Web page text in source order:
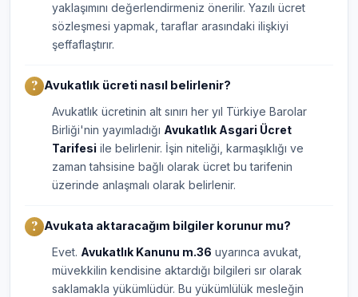
yaklaşımını değerlendirmeniz önerilir. Yazılı ücret
sözleşmesi yapmak, taraflar arasındaki ilişkiyi
şeffaflaştırır.
Avukatlık ücreti nasıl belirlenir?
Avukatlık ücretinin alt sınırı her yıl Türkiye Barolar
Birliği'nin yayımladığı Avukatlık Asgari Ücret
Tarifesi ile belirlenir. İşin niteliği, karmaşıklığı ve
zaman tahsisine bağlı olarak ücret bu tarifenin
üzerinde anlaşmalı olarak belirlenir.
Avukata aktaracağım bilgiler korunur mu?
Evet. Avukatlık Kanunu m.36 uyarınca avukat,
müvekkilin kendisine aktardığı bilgileri sır olarak
saklamakla yükümlüdür. Bu yükümlülük mesleğin